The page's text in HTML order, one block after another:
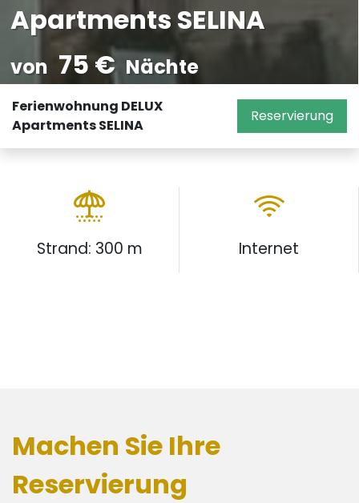
Apartments SELINA
von 75 € Nächte
Ferienwohnung DELUX
Apartments SELINA
Reservierung
Strand: 300 m Internet
Machen Sie Ihre
Reservierung